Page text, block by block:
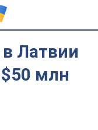
Латвии
млн